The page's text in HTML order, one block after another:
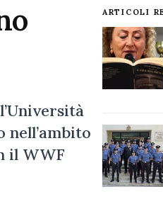
il WWF
ARTICOLI